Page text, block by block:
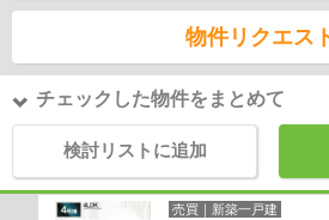
物件リクエス
チェックした物件をまとめて
検討リストに追加
売買｜新築一戸建